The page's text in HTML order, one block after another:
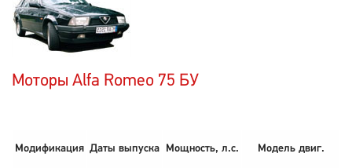
Моторы Alfa Romeo 75 БУ
Модификация Даты выпуска Мощность, л.с. Модель двиг.